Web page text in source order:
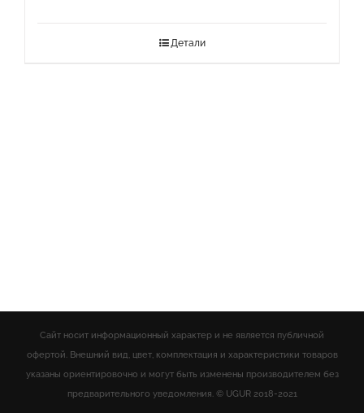
Детали
Сайт носит информационный характер и не является публичной
офертой. Внешний вид, цвет, комплектация и характеристики товаров
указаны ориентировочно и могут быть изменены производителем без
предварительного уведомления. © UGUR 2018-2021